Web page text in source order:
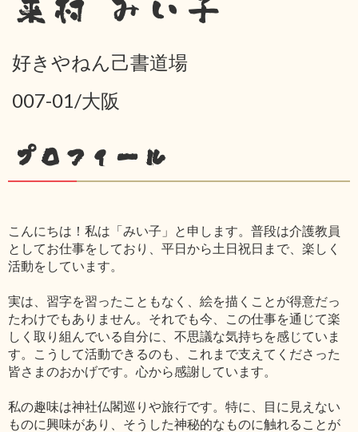
来村 みい子
好きやねん己書道場
007-01/大阪
プロフィール
こんにちは！私は「みい子」と申します。普段は介護教員
としてお仕事をしており、平日から土日祝日まで、楽しく
活動をしています。
実は、習字を習ったこともなく、絵を描くことが得意だっ
たわけでもありません。それでも今、この仕事を通じて楽
しく取り組んでいる自分に、不思議な気持ちを感じていま
す。こうして活動できるのも、これまで支えてくださった
皆さまのおかげです。心から感謝しています。
私の趣味は神社仏閣巡りや旅行です。特に、目に見えない
ものに興味があり、そうした神秘的なものに触れることが